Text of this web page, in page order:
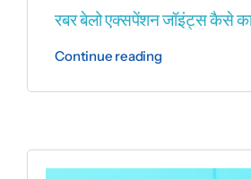
रबर बेलो एक्सपेंशन जॉइंट्स कैसे
Continue reading